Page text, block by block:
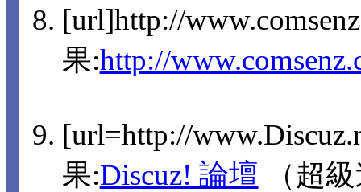
[url]http://
果:http://
[url=http://
果:Discuz! 論壇 （超